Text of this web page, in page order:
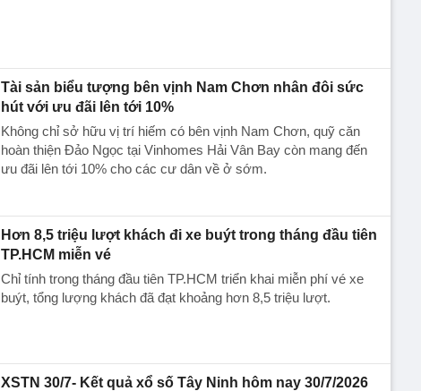
Tài sản biểu tượng bên vịnh Nam Chơn nhân đôi sức
hút với ưu đãi lên tới 10%
Không chỉ sở hữu vị trí hiếm có bên vịnh Nam Chơn, quỹ căn
hoàn thiện Đảo Ngọc tại Vinhomes Hải Vân Bay còn mang đến
ưu đãi lên tới 10% cho các cư dân về ở sớm.
Hơn 8,5 triệu lượt khách đi xe buýt trong tháng đầu tiên
TP.HCM miễn vé
Chỉ tính trong tháng đầu tiên TP.HCM triển khai miễn phí vé xe
buýt, tổng lượng khách đã đạt khoảng hơn 8,5 triệu lượt.
XSTN 30/7- Kết quả xổ số Tây Ninh hôm nay 30/7/2026